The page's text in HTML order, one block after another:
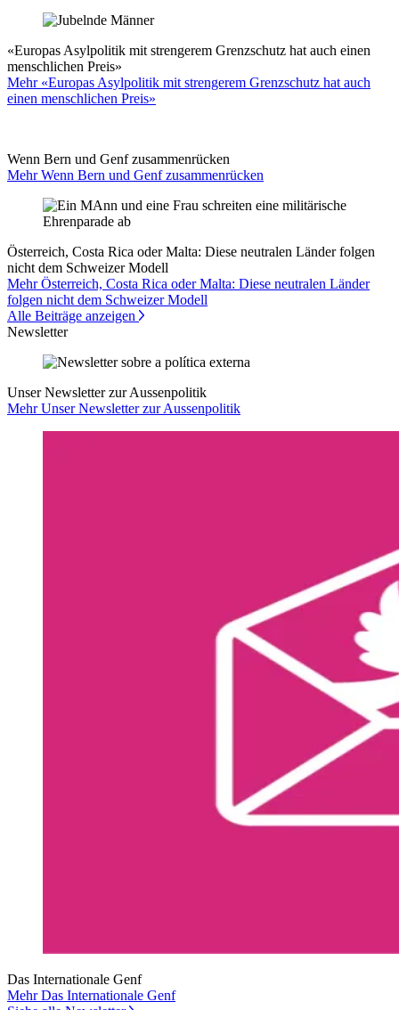
«Europas Asylpolitik mit strengerem Grenzschutz hat auch einen
menschlichen Preis»
Mehr «Europas Asylpolitik mit strengerem Grenzschutz hat auch
einen menschlichen Preis»
Wenn Bern und Genf zusammenrücken
Mehr Wenn Bern und Genf zusammenrücken
Österreich, Costa Rica oder Malta: Diese neutralen Länder folgen
nicht dem Schweizer Modell
Mehr Österreich, Costa Rica oder Malta: Diese neutralen Länder
folgen nicht dem Schweizer Modell
Alle Beiträge anzeigen
Newsletter
Unser Newsletter zur Aussenpolitik
Mehr Unser Newsletter zur Aussenpolitik
Das Internationale Genf
Mehr Das Internationale Genf